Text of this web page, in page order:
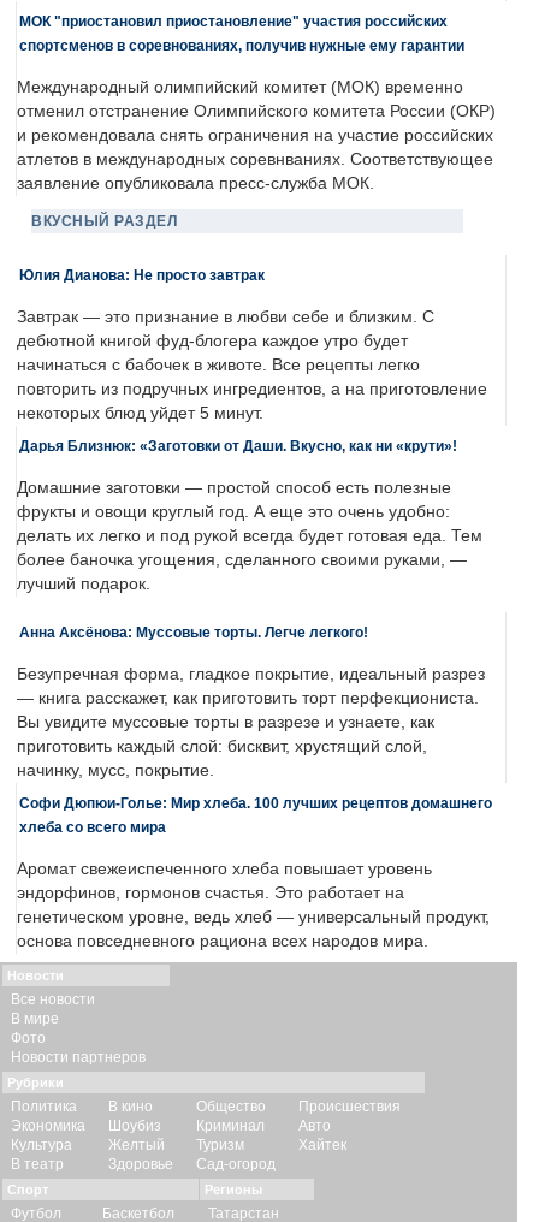
МОК "приостановил приостановление" участия российских
спортсменов в соревнованиях, получив нужные ему гарантии
Международный олимпийский комитет (МОК) временно
отменил отстранение Олимпийского комитета России (ОКР)
и рекомендовала снять ограничения на участие российских
атлетов в международных соревнваниях. Соответствующее
заявление опубликовала пресс-служба МОК.
ВКУСНЫЙ РАЗДЕЛ
Юлия Дианова: Не просто завтрак
Завтрак — это признание в любви себе и близким. С
дебютной книгой фуд-блогера каждое утро будет
начинаться с бабочек в животе. Все рецепты легко
повторить из подручных ингредиентов, а на приготовление
некоторых блюд уйдет 5 минут.
Дарья Близнюк: «Заготовки от Даши. Вкусно, как ни «крути»!
Домашние заготовки — простой способ есть полезные
фрукты и овощи круглый год. А еще это очень удобно:
делать их легко и под рукой всегда будет готовая еда. Тем
более баночка угощения, сделанного своими руками, —
лучший подарок.
Анна Аксёнова: Муссовые торты. Легче легкого!
Безупречная форма, гладкое покрытие, идеальный разрез
— книга расскажет, как приготовить торт перфекциониста.
Вы увидите муссовые торты в разрезе и узнаете, как
приготовить каждый слой: бисквит, хрустящий слой,
начинку, мусс, покрытие.
Софи Дюпюи-Голье: Мир хлеба. 100 лучших рецептов домашнего
хлеба со всего мира
Аромат свежеиспеченного хлеба повышает уровень
эндорфинов, гормонов счастья. Это работает на
генетическом уровне, ведь хлеб — универсальный продукт,
основа повседневного рациона всех народов мира.
Новости
Все новости
В мире
Фото
Новости партнеров
Рубрики
Политика
Экономика
Культура
В театр
В кино
Шоубиз
Желтый
Здоровье
Общество
Криминал
Туризм
Сад-огород
Происшествия
Авто
Хайтек
Спорт
Футбол Баскетбол
Регионы
Татарстан